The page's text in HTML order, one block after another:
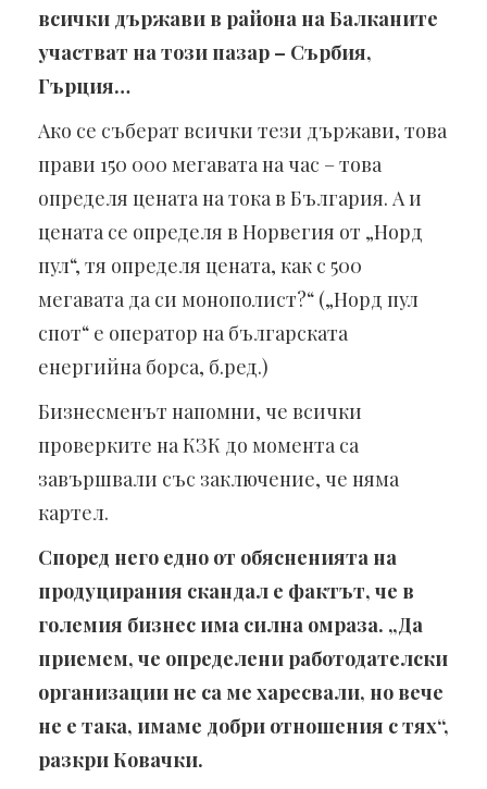
всички държави в района на Балканите
участват на този пазар – Сърбия,
Гърция…
Ако се съберат всички тези държави, това
прави 150 000 мегавата на час – това
определя цената на тока в България. А и
цената се определя в Норвегия от „Норд
пул“, тя определя цената, как с 500
мегавата да си монополист?“ („Норд пул
спот“ е оператор на българската
енергийна борса, б.ред.)
Бизнесменът напомни, че всички
проверките на КЗК до момента са
завършвали със заключение, че няма
картел.
Според него едно от обясненията на
продуцирания скандал е фактът, че в
големия бизнес има силна омраза. „Да
приемем, че определени работодателски
организации не са ме харесвали, но вече
не е така, имаме добри отношения с тях“,
разкри Ковачки.